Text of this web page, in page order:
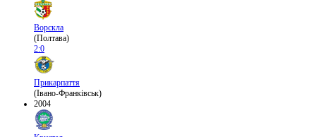
Ворскла
(Полтава)
2:0
Прикарпаття
(Івано-Франківськ)
2004